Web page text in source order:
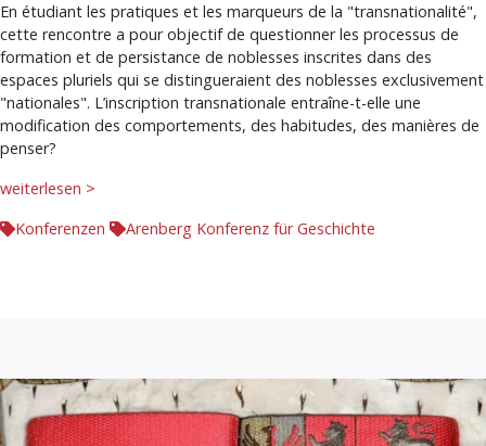
En étudiant les pratiques et les marqueurs de la "transnationalité",
cette rencontre a pour objectif de questionner les processus de
formation et de persistance de noblesses inscrites dans des
espaces pluriels qui se distingueraient des noblesses exclusivement
"nationales". L’inscription transnationale entraîne-t-elle une
modification des comportements, des habitudes, des manières de
penser?
weiterlesen >
Konferenzen
Arenberg Konferenz für Geschichte